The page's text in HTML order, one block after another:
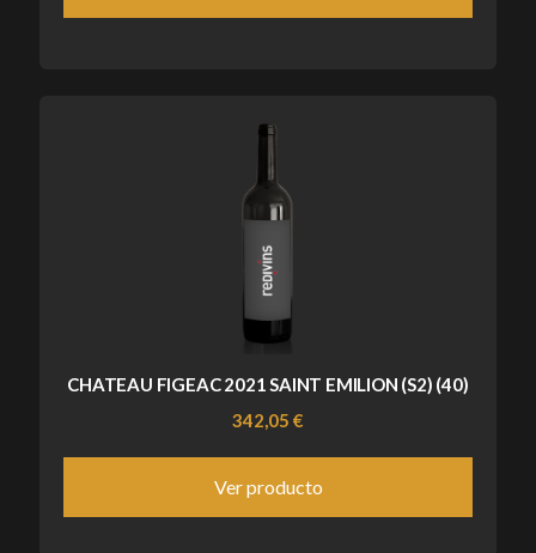
CHATEAU FIGEAC 2021 SAINT EMILION (S2) (40)
342,05 €
Ver producto